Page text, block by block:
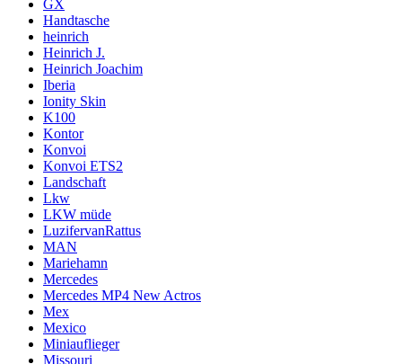
GX
Handtasche
heinrich
Heinrich J.
Heinrich Joachim
Iberia
Ionity Skin
K100
Kontor
Konvoi
Konvoi ETS2
Landschaft
Lkw
LKW müde
LuzifervanRattus
MAN
Mariehamn
Mercedes
Mercedes MP4 New Actros
Mex
Mexico
Miniauflieger
Missouri